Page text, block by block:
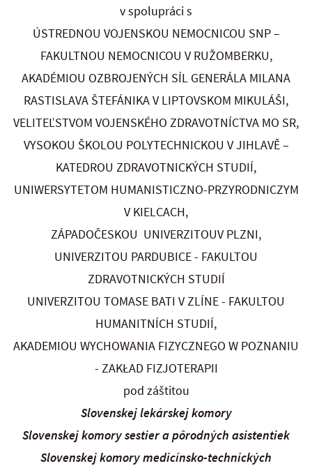
v spolupráci s
ÚSTREDNOU VOJENSKOU NEMOCNICOU SNP –
FAKULTNOU NEMOCNICOU V RUŽOMBERKU,
AKADÉMIOU OZBROJENÝCH SÍL GENERÁLA MILANA
RASTISLAVA ŠTEFÁNIKA V LIPTOVSKOM MIKULÁŠI,
VELITEĽSTVOM VOJENSKÉHO ZDRAVOTNÍCTVA MO SR,
VYSOKOU ŠKOLOU POLYTECHNICKOU V JIHLAVĚ –
KATEDROU ZDRAVOTNICKÝCH STUDIÍ,
UNIWERSYTETOM HUMANISTICZNO-PRZYRODNICZYM
V KIELCACH,
ZÁPADOČESKOU UNIVERZITOUV PLZNI,
UNIVERZITOU PARDUBICE - FAKULTOU
ZDRAVOTNICKÝCH STUDIÍ
UNIVERZITOU TOMASE BATI V ZLÍNE - FAKULTOU
HUMANITNÍCH STUDIÍ,
AKADEMIOU WYCHOWANIA FIZYCZNEGO W POZNANIU
- ZAKŁAD FIZJOTERAPII
pod záštitou
Slovenskej lekárskej komory
Slovenskej komory sestier a pôrodných asistentiek
Slovenskej komory medicínsko-technických